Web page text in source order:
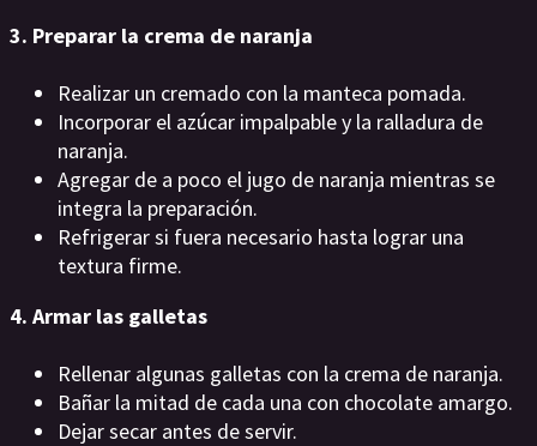
3. Preparar la crema de naranja
Realizar un cremado con la manteca pomada.
Incorporar el azúcar impalpable y la ralladura de
naranja.
Agregar de a poco el jugo de naranja mientras se
integra la preparación.
Refrigerar si fuera necesario hasta lograr una
textura firme.
4. Armar las galletas
Rellenar algunas galletas con la crema de naranja.
Bañar la mitad de cada una con chocolate amargo.
Dejar secar antes de servir.